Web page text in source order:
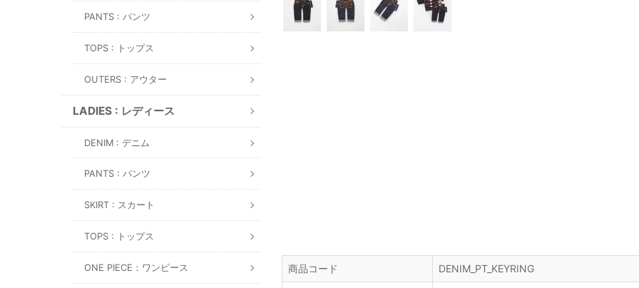
PANTS : パンツ
TOPS : トップス
OUTERS : アウター
LADIES : レディース
DENIM : デニム
PANTS : パンツ
SKIRT : スカート
TOPS : トップス
ONE PIECE：ワンピース 商品コード DENIM_PT_KEYRING